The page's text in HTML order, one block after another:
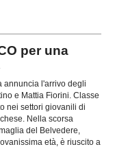
per una
annuncia l'arrivo degli
e Mattia Fiorini. Classe
nei settori giovanili di
Nella scorsa
del Belvedere,
età, è riuscito a